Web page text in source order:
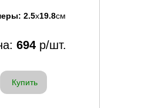
2.5x19.8см
694р/шт.
Купить